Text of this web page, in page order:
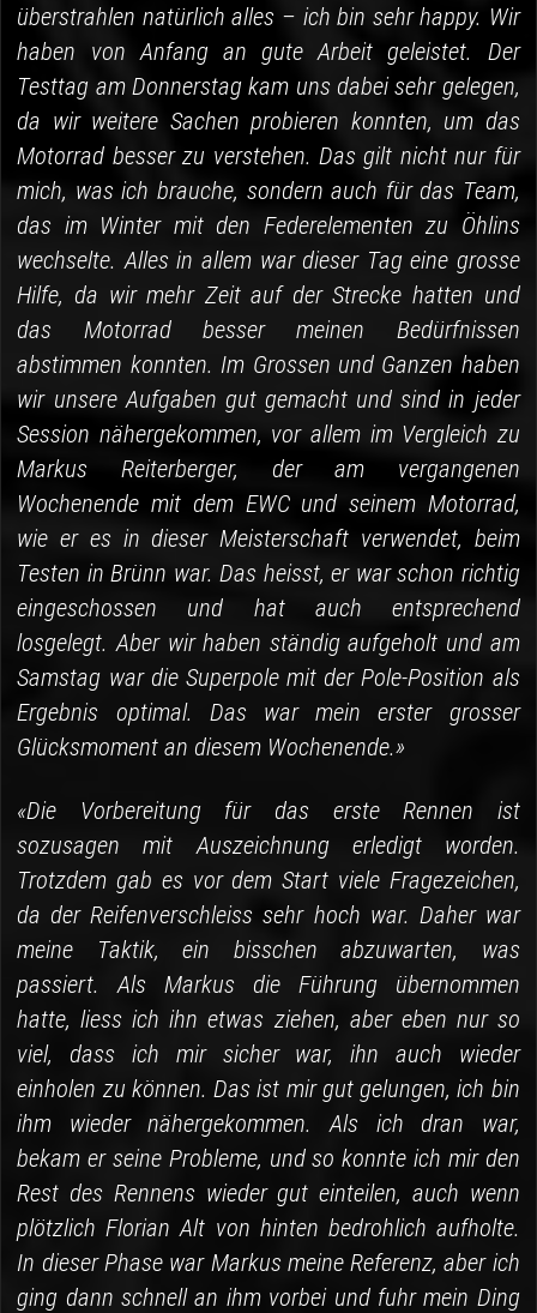
überstrahlen natürlich alles – ich bin sehr happy. Wir
haben von Anfang an gute Arbeit geleistet. Der
Testtag am Donnerstag kam uns dabei sehr gelegen,
da wir weitere Sachen probieren konnten, um das
Motorrad besser zu verstehen. Das gilt nicht nur für
mich, was ich brauche, sondern auch für das Team,
das im Winter mit den Federelementen zu Öhlins
wechselte. Alles in allem war dieser Tag eine grosse
Hilfe, da wir mehr Zeit auf der Strecke hatten und
das Motorrad besser meinen Bedürfnissen
abstimmen konnten. Im Grossen und Ganzen haben
wir unsere Aufgaben gut gemacht und sind in jeder
Session nähergekommen, vor allem im Vergleich zu
Markus Reiterberger, der am vergangenen
Wochenende mit dem EWC und seinem Motorrad,
wie er es in dieser Meisterschaft verwendet, beim
Testen in Brünn war. Das heisst, er war schon richtig
eingeschossen und hat auch entsprechend
losgelegt. Aber wir haben ständig aufgeholt und am
Samstag war die Superpole mit der Pole-Position als
Ergebnis optimal. Das war mein erster grosser
Glücksmoment an diesem Wochenende.»
«Die Vorbereitung für das erste Rennen ist
sozusagen mit Auszeichnung erledigt worden.
Trotzdem gab es vor dem Start viele Fragezeichen,
da der Reifenverschleiss sehr hoch war. Daher war
meine Taktik, ein bisschen abzuwarten, was
passiert. Als Markus die Führung übernommen
hatte, liess ich ihn etwas ziehen, aber eben nur so
viel, dass ich mir sicher war, ihn auch wieder
einholen zu können. Das ist mir gut gelungen, ich bin
ihm wieder nähergekommen. Als ich dran war,
bekam er seine Probleme, und so konnte ich mir den
Rest des Rennens wieder gut einteilen, auch wenn
plötzlich Florian Alt von hinten bedrohlich aufholte.
In dieser Phase war Markus meine Referenz, aber ich
ging dann schnell an ihm vorbei und fuhr mein Ding